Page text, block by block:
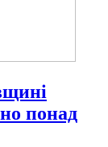
понад